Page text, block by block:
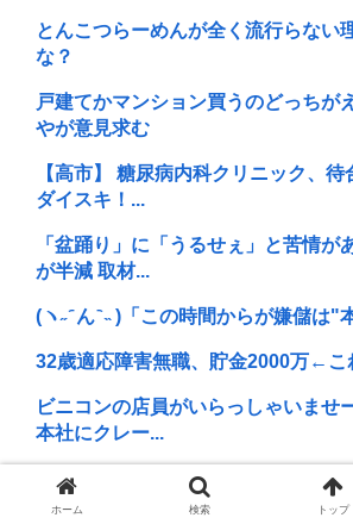
とんこつらーめんが全く流行らない
な？
戸建てかマンション買うのどっちが
やが意見求む
【高市】 糖尿病内科クリニック、
ダイスキ！...
「盆踊り」に「うるせぇ」と苦情が
が半減 取材...
(ヽ˶ ᷇ ん ᷆ ˵ )「この時間からが嫌儲は"
32歳適応障害無職、貯金2000万←こ
ビニコンの店員がいらっしゃいませ
本社にクレー...
ASDなんやが社交辞令わからん
ホーム 検索 トップ